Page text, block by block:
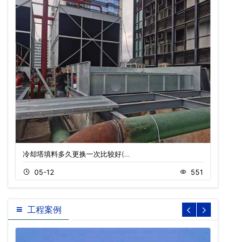
冷却塔填料多久更换一次比较好(…
05-12 551
工程案例